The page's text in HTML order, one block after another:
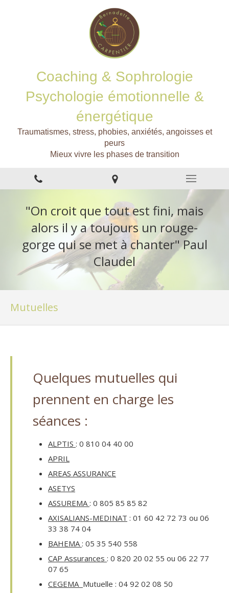
Coaching & Sophrologie
Psychologie émotionnelle &
énergétique
Traumatismes, stress, phobies, anxiétés, angoisses et
peurs
Mieux vivre les phases de transition
"On croit que tout est fini, mais
alors il y a toujours un rouge-
gorge qui se met à chanter" Paul
Claudel
Mutuelles
Quelques mutuelles qui
prennent en charge les
séances :
ALPTIS : 0 810 04 40 00
APRIL
AREAS ASSURANCE
ASETYS
ASSUREMA: 0 805 85 85 82
AXISALIANS-MEDINAT : 01 60 42 72 73 ou 06
33 38 74 04
BAHEMA: 05 35 540 558
CAP Assurances : 0 820 20 02 55 ou 06 22 77
07 65
CEGEMA Mutuelle : 04 92 02 08 50